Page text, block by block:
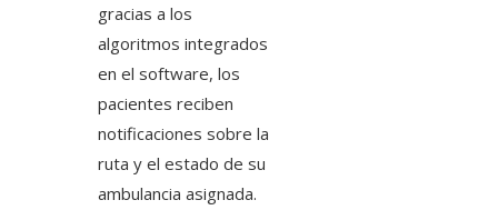
gracias a los
algoritmos integrados
en el software, los
pacientes reciben
notificaciones sobre la
ruta y el estado de su
ambulancia asignada.